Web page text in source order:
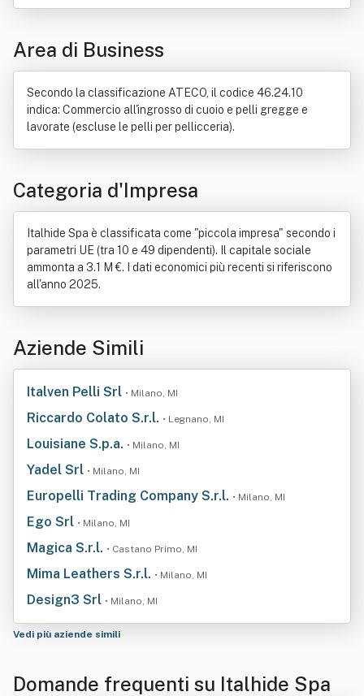
Commercio elettronico
Area di Business
Secondo la classificazione ATECO, il codice 46.24.10
indica: Commercio all'ingrosso di cuoio e pelli gregge e
lavorate (escluse le pelli per pellicceria).
Categoria d'Impresa
Italhide Spa è classificata come "piccola impresa" secondo i
parametri UE (tra 10 e 49 dipendenti). Il capitale sociale
ammonta a 3.1 M €. I dati economici più recenti si riferiscono
all'anno 2025.
Aziende Simili
Italven Pelli Srl • Milano, MI
Riccardo Colato S.r.l. • Legnano, MI
Louisiane S.p.a. • Milano, MI
Yadel Srl • Milano, MI
Europelli Trading Company S.r.l. • Milano, MI
Ego Srl • Milano, MI
Magica S.r.l. • Castano Primo, MI
Mima Leathers S.r.l. • Milano, MI
Design3 Srl • Milano, MI
Vedi più aziende simili
Domande frequenti su Italhide Spa